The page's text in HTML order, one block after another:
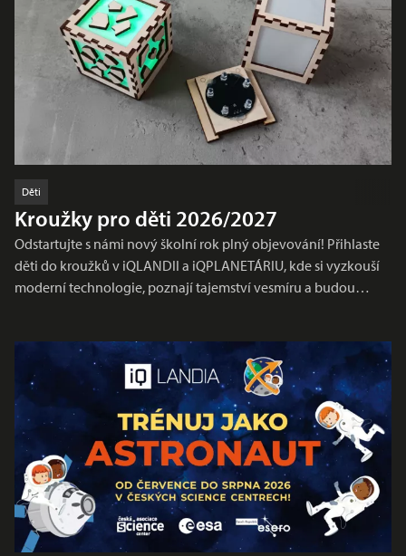
Děti
Kroužky pro děti 2026/2027
Odstartujte s námi nový školní rok plný objevování! Přihlaste
děti do kroužků v iQLANDII a iQPLANETÁRIU, kde si vyzkouší
moderní technologie, poznají tajemství vesmíru a budou…